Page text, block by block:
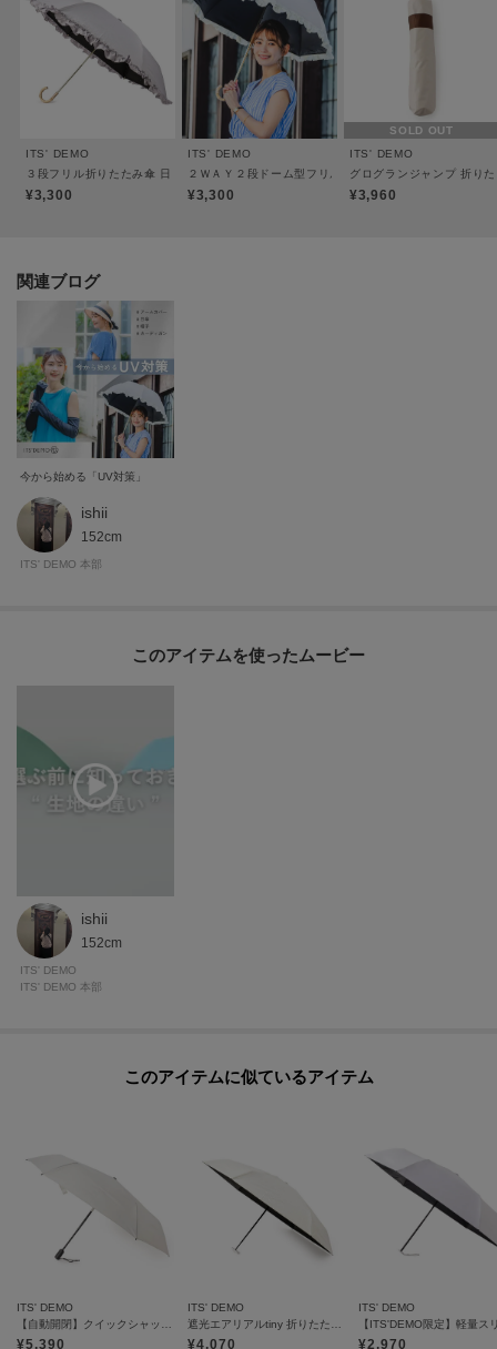
撥水度級は４級あり、晴れの日だけではなく雨の日ももちろんご利用いただ
けます。
※傘を開閉する際はお手元のボタンを押してください。閉じた後はお手元部
分まで手でカチっというまでお戻しください。
※ボタンを使用せずに開閉しますと故障の原因となりますのでご注意くださ
い。
た、パソコン・スマートフォンなどの環境により、若干製品と画像のカラー
が異なる場合もございます。
ITS' DEMO
３段フリル折りたたみ傘 日傘
¥3,300
ITS' DEMO
２ＷＡＹ２段ドーム型フリル 折りたたみ傘 日傘
¥3,300
SOLD OUT
ITS' DEMO
グログランジャンプ 折り
¥3,960
関連ブログ
今から始める「UV対策」
ishii
152cm
ITS' DEMO 本部
このアイテムを使ったムービー
ishii
152cm
ITS' DEMO
ITS' DEMO 本部
このアイテムに似ているアイテム
ITS' DEMO
¥5,390
ITS' DEMO
¥4,070
ITS' DEMO
¥2,970